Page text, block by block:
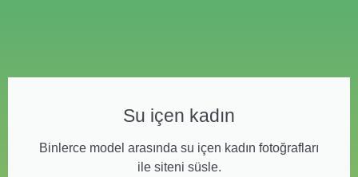
Su içen kadın
Binlerce model arasında su içen kadın fotoğrafları
ile siteni süsle.